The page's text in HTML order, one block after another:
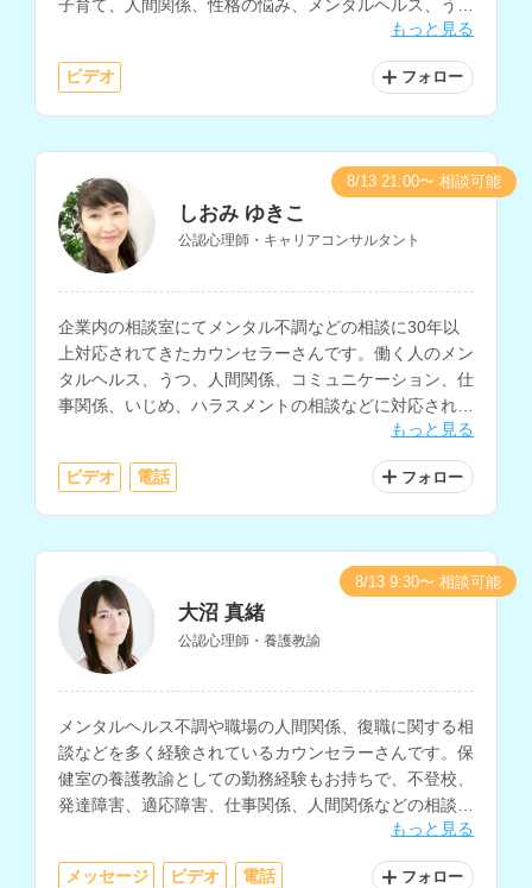
子育て、人間関係、性格の悩み、メンタルヘルス、うつ
等の相談を得意とされており、英語での相談も可能で
もっと見る
ビデオ フォロー
しおみ ゆきこ
公認心理師・キャリアコンサルタント
企業内の相談室にてメンタル不調などの相談に30年以
上対応されてきたカウンセラーさんです。働く人のメン
タルヘルス、うつ、人間関係、コミュニケーション、仕
事関係、いじめ、ハラスメントの相談などに対応されて
もっと見る
ビデオ 電話 フォロー
8/13 21:00〜 相談可能
大沼 真緒
公認心理師・養護教諭
メンタルヘルス不調や職場の人間関係、復職に関する相
談などを多く経験されているカウンセラーさんです。保
健室の養護教諭としての勤務経験もお持ちで、不登校、
発達障害、適応障害、仕事関係、人間関係などの相談も
もっと見る
メッセージ ビデオ 電話 フォロー
8/13 9:30〜 相談可能